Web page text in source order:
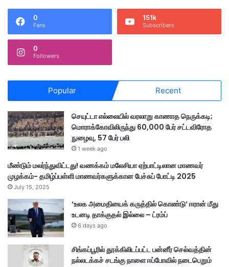
0
Fans
151k
Subscribers
0
Followers
Popular Recent
செயுட்டா எல்லையில் வரலாறு காணாத நெருக்கடி;
மொராக்கோவிலிருந்து 60,000 பேர் சட்டவிரோத
நுழைவு, 57 பேர் பலி
1 week ago
மீண்டும் மலர்ந்துவிட்டது! வணக்கம் மலேசியா ஏற்பாட்டிலான மாணவர்
முழக்கம்- தமிழ்ப்பள்ளி மாணவர்களுக்கான பேச்சுப் போட்டி 2025
July 15, 2025
‘உலக அமைதியைக் கருத்தில் கொண்டு’ ஈரான் மீது
உடனடி தாக்குதல் இல்லை – ட்ரம்ப்
6 days ago
சிங்கப்பூரில் தூக்கிலிடப்பட்ட பன்னீர் செல்வத்தின்
நல்லடக்கச் சடங்கு நாளை ஈப்போவில் நடைபெறும்